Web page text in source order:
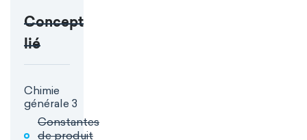
Concept
lié
Chimie
générale 3
Constantes
de produit